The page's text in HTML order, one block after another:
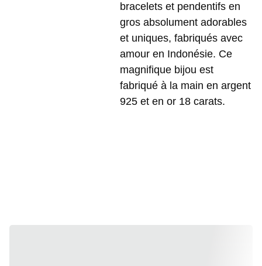
bracelets et pendentifs en
gros absolument adorables
et uniques, fabriqués avec
amour en Indonésie. Ce
magnifique bijou est
fabriqué à la main en argent
925 et en or 18 carats.